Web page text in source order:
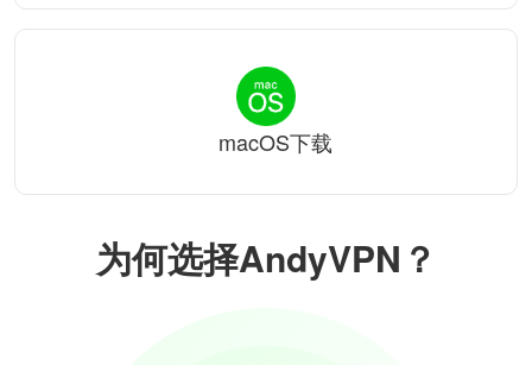
为何选择AndyVPN？
macOS下载